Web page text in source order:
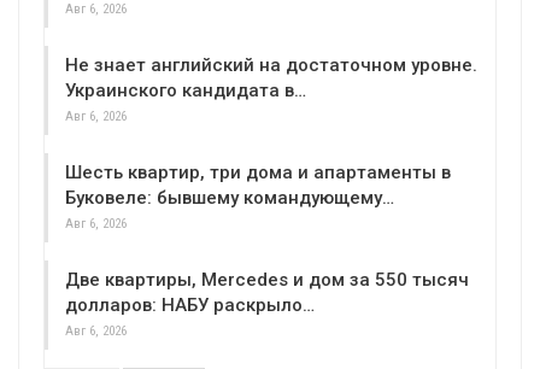
Авг 6, 2026
Не знает английский на достаточном уровне.
Украинского кандидата в…
Авг 6, 2026
Шесть квартир, три дома и апартаменты в
Буковеле: бывшему командующему…
Авг 6, 2026
Две квартиры, Mercedes и дом за 550 тысяч
долларов: НАБУ раскрыло…
Авг 6, 2026